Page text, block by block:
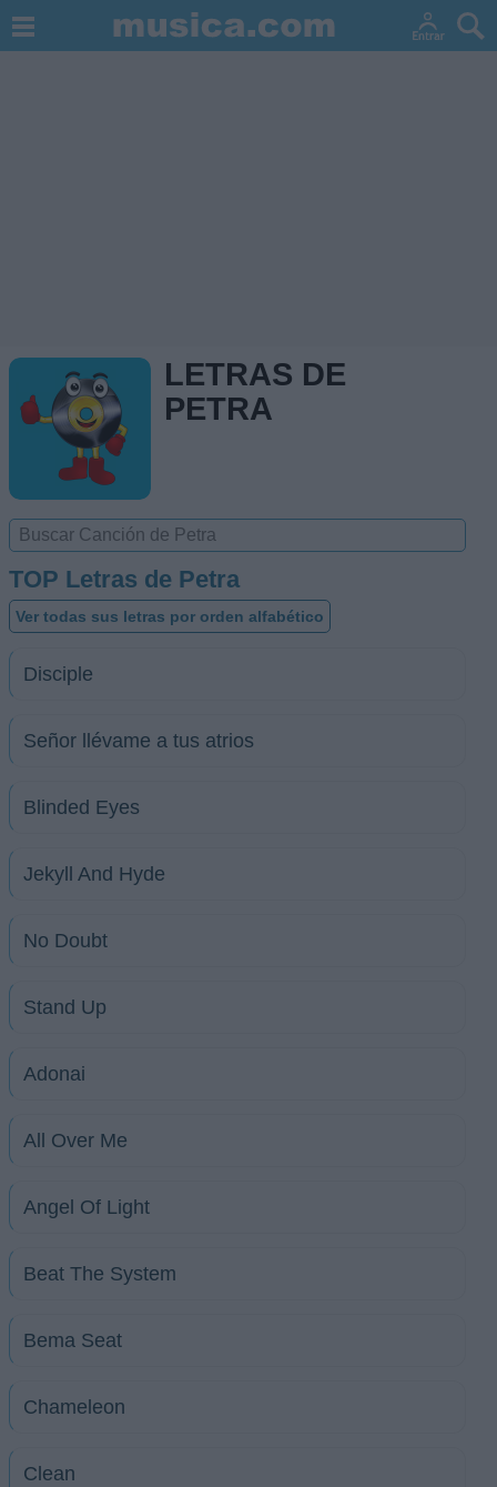
LETRAS DE
PETRA
TOP Letras de Petra
Ver todas sus letras por orden alfabético
Disciple
Señor llévame a tus atrios
Blinded Eyes
Jekyll And Hyde
No Doubt
Stand Up
Adonai
All Over Me
Angel Of Light
Beat The System
Bema Seat
Chameleon
Clean